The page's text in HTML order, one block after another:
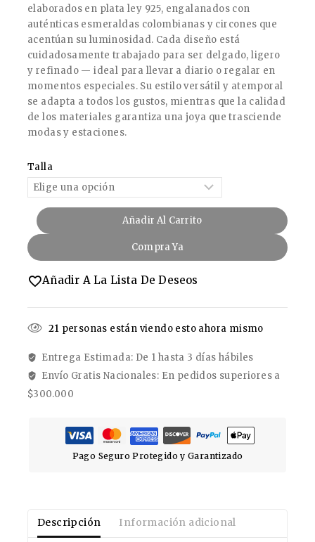
elaborados en plata ley 925, engalanados con
auténticas esmeraldas colombianas y circones que
acentúan su luminosidad. Cada diseño está
cuidadosamente trabajado para ser delgado, ligero
y refinado — ideal para llevar a diario o regalar en
momentos especiales. Su estilo versátil y atemporal
se adapta a todos los gustos, mientras que la calidad
de los materiales garantiza una joya que trasciende
modas y estaciones.
Talla
Añadir Al Carrito
Compra Ya
Añadir A La Lista De Deseos
21 personas están viendo esto ahora mismo
Entrega Estimada: De 1 hasta 3 días hábiles
Envío Gratis Nacionales: En pedidos superiores a
$300.000
Pago Seguro Protegido y Garantizado
Descripción Información adicional